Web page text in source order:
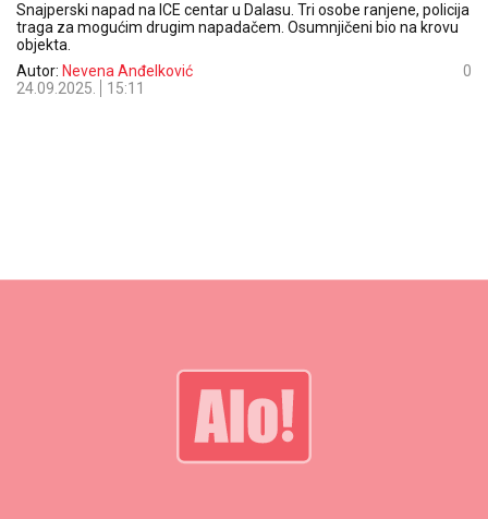
Snajperski napad na ICE centar u Dalasu. Tri osobe ranjene, policija
traga za mogućim drugim napadačem. Osumnjičeni bio na krovu
objekta.
Autor: Nevena Anđelković
24.09.2025.
15:11
0